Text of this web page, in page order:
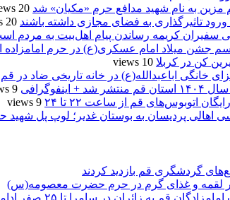
مزین به نام شهید مدافع حرم «مکیان» شد 20 views
تاثیرگذاری به فضای مجازی داشته باشند 20 views
سفیران کریمه رساندن پیام اهل‌بیت به مردم
جشن میلاد امام عسکری(ع) در حرم
کن در کربلا 10 views
خانگی اباعبدالله(ع) در خانه تاریخی ضاد در قم
اینفوگرافی
9 views
اتوبوس‌های قم از ساعت ۲۲ تا ۲۴
9 views
اهالی پردیسان به بوستان غدیر؛ لوپ پل شهید
گردشگری قم بازدید کردند